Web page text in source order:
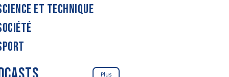
ET TECHNIQUE
Plus